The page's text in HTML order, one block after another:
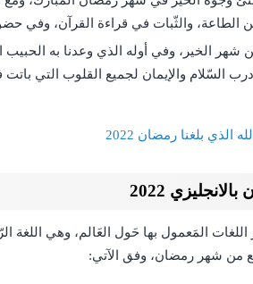
من الطاعة، والثّبات في قراءة القرآن، وفي
شهر الخير، وفي أوله الذي وعدنا به
درب السّلام والإيمان لجميع القلوب التي
بلغنا رمضان 2022
2022
اللغات المَعمول بها حَول العَالم، وهي
من شهر رمضان، وفق الآتي: